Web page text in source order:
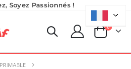
Soyez Passionnés !
Panier
0produits